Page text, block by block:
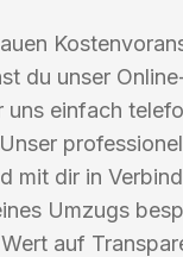
du unser
uns einfach
mit dir in
Umzugs
auf